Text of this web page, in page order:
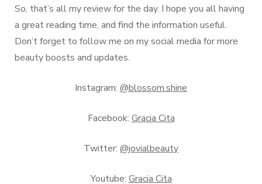
So, that’s all my review for the day. I hope you all having
a great reading time, and find the information useful.
Don’t forget to follow me on my social media for more
beauty boosts and updates.
Instagram: @blossom.shine
Facebook: Gracia Cita
Twitter: @jovialbeauty
Youtube: Gracia Cita